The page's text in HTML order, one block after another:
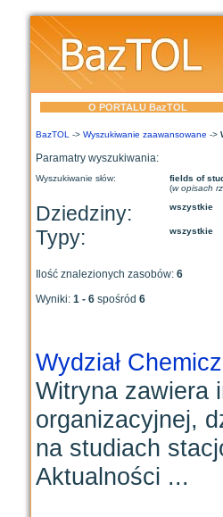
O PORTALU BazTOL
BazTOL -> Wyszukiwanie zaawansowane ->
Paramatry wyszukiwania:
Wyszukiwanie słów:
fields of
(w opisach
Dziedziny: wszystkie
Typy: wszystkie
Ilość znalezionych zasobów: 6
Wyniki: 1 - 6 spośród 6
Wydział
Witryna zawiera
organizacyjnej,
na studiach
Aktualności ...